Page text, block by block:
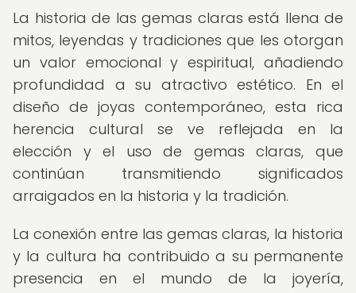
La historia de las gemas claras está llena de
mitos, leyendas y tradiciones que les otorgan
un valor emocional y espiritual, añadiendo
profundidad a su atractivo estético. En el
diseño de joyas contemporáneo, esta rica
herencia cultural se ve reflejada en la
elección y el uso de gemas claras, que
continúan transmitiendo significados
arraigados en la historia y la tradición.
La conexión entre las gemas claras, la historia
y la cultura ha contribuido a su permanente
presencia en el mundo de la joyería,